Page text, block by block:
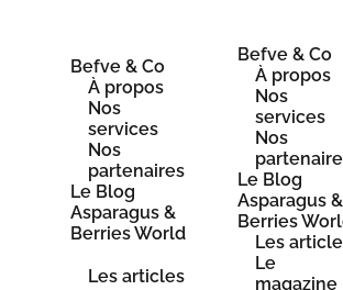
Befve & Co
À propos
Nos
services
Nos
partenaires
Le Blog
Asparagus &
Berries World
Les articles
Befve & Co
À propos
Nos
services
Nos
Le Blog
Asparagus &
Berries
Les
Le
magazine